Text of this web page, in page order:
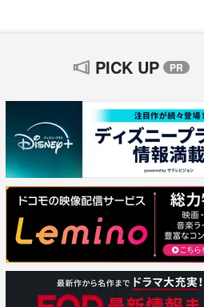
PICK UP